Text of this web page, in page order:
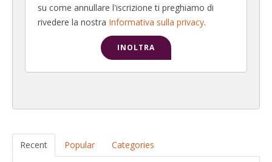
su come annullare l'iscrizione ti preghiamo di
rivedere la nostra Informativa sulla privacy.
Recent Popular Categories